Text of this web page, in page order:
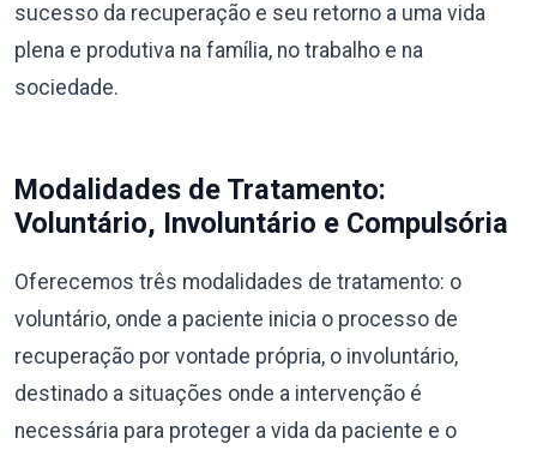
sucesso da recuperação e seu retorno a uma vida
plena e produtiva na família, no trabalho e na
sociedade.
Modalidades de Tratamento:
Voluntário, Involuntário e Compulsória
Oferecemos três modalidades de tratamento: o
voluntário, onde a paciente inicia o processo de
recuperação por vontade própria, o involuntário,
destinado a situações onde a intervenção é
necessária para proteger a vida da paciente e o